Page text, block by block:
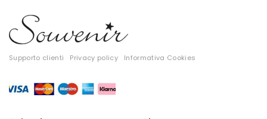
Tute
Tutti
Gift Card
Supporto clienti Privacy policy Informativa Cookies